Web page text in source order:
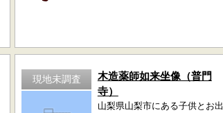
現地未調査
木造薬師如来坐像（普門
寺）
山梨県山梨市にある子供とお出